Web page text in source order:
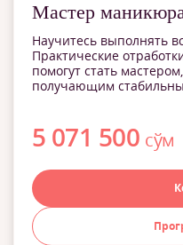
Мастер
Научитесь выполнять
Практические
помогут стать
получающим
5 071 500 сўм